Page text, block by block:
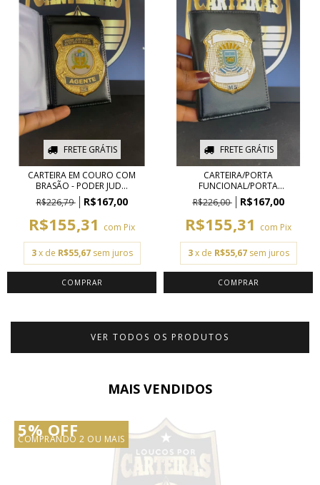
FRETE GRÁTIS
CARTEIRA EM COURO COM
BRASÃO - PODER JUD...
R$226,79
R$167,00
R$155,31 com Pix
3 x de R$55,67 sem juros
FRETE GRÁTIS
CARTEIRA/PORTA
FUNCIONAL/PORTA
DOCUMENTO...
R$226,00 R$167,00
R$155,31 com Pix
3 x de R$55,67 sem juros
VER TODOS OS PRODUTOS
MAIS VENDIDOS
5% OFF
COMPRANDO 2 OU MAIS